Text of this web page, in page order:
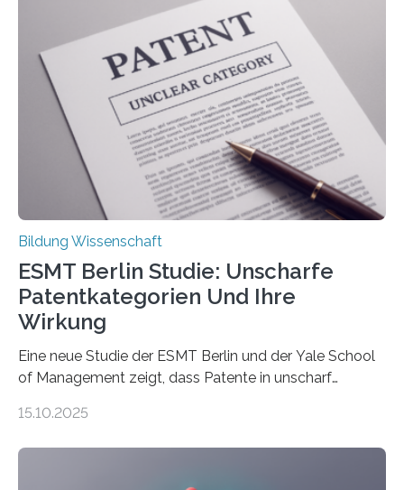
damit gemacht haben, kann entscheidend
beeinflussen, wie Schmerzen verlaufen und welche
Therapien wirken. Diese individuellen Überzeugungen
stehen im Mittelpunkt einer aktuellen Studie der
Hochschule Bochum. Im Rahmen des
Promotionsprojekts „BACKCamPAIN“ führt die
Doktorandin Deborah Jost (Hochschule Bochum,
Promotionskolleg NRW) derzeit eine Online-Umfrage
durch. Ziel ist es, herauszufinden,…
Bildung Wissenschaft
ESMT Berlin Studie: Unscharfe
Patentkategorien Und Ihre
Wirkung
Eine neue Studie der ESMT Berlin und der Yale School
of Management zeigt, dass Patente in unscharf
häufiger zu bahnbrechenden Innovationen führen und
Erfindungen entstehen besonders dann, wenn
15.10.2025